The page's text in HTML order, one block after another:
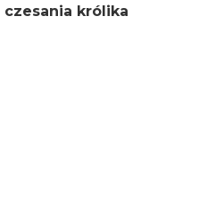
królika